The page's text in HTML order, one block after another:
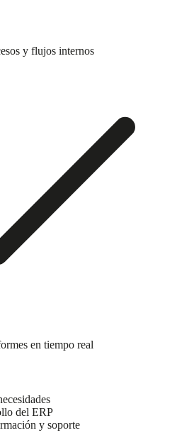
y flujos internos
en tiempo real
del ERP
y soporte